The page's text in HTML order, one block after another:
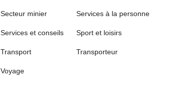
Secteur minier Services à la personne
Services et conseils Sport et loisirs
Transport Transporteur
Voyage